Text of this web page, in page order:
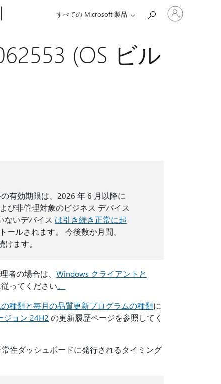
すべての Microsoft 製品
カ
(OS ビル
有効期限は、2026 年 6 月以降に
び非管理対象のビジネス デバイス
ないデバイス は引き続き正常に起
ールされます。 今後数か月間、
ます。
者の場合は、 Windows クライアントと
ってください。
種類と毎月の品質更新プログラムの種類に
ジョン 24H2 の更新履歴ページを参照してく
性ダッシュボードに発行されるタイミング